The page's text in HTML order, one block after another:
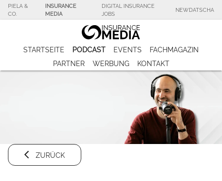
PIELA &
CO.
INSURANCE
MEDIA
DIGITAL INSURANCE
JOBS
NEWDATSCHA
STARTSEITE PODCAST EVENTS
FACHMAGAZIN
PARTNER
WERBUNG KONTAKT
ZURÜCK